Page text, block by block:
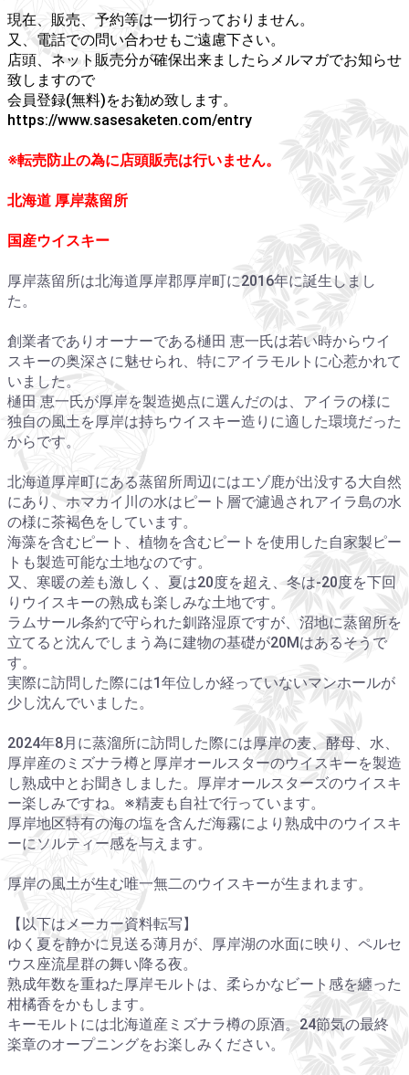
現在、販売、予約等は一切行っておりません。
又、電話での問い合わせもご遠慮下さい。
店頭、ネット販売分が確保出来ましたらメルマガでお知らせ
致しますので
会員登録(無料)をお勧め致します。
https://www.sasesaketen.com/entry
※転売防止の為に店頭販売は行いません。
北海道 厚岸蒸留所
国産ウイスキー
厚岸蒸留所は北海道厚岸郡厚岸町に2016年に誕生しまし
た。
創業者でありオーナーである樋田 恵一氏は若い時からウイ
スキーの奥深さに魅せられ、特にアイラモルトに心惹かれて
いました。
樋田 恵一氏が厚岸を製造拠点に選んだのは、アイラの様に
独自の風土を厚岸は持ちウイスキー造りに適した環境だった
からです。
北海道厚岸町にある蒸留所周辺にはエゾ鹿が出没する大自然
にあり、ホマカイ川の水はピート層で濾過されアイラ島の水
の様に茶褐色をしています。
海藻を含むピート、植物を含むピートを使用した自家製ピー
トも製造可能な土地なのです。
又、寒暖の差も激しく、夏は20度を超え、冬は-20度を下回
りウイスキーの熟成も楽しみな土地です。
ラムサール条約で守られた釧路湿原ですが、沼地に蒸留所を
立てると沈んでしまう為に建物の基礎が20Mはあるそうで
す。
実際に訪問した際には1年位しか経っていないマンホールが
少し沈んでいました。
2024年8月に蒸溜所に訪問した際には厚岸の麦、酵母、水、
厚岸産のミズナラ樽と厚岸オールスターのウイスキーを製造
し熟成中とお聞きしました。厚岸オールスターズのウイスキ
ー楽しみですね。※精麦も自社で行っています。
厚岸地区特有の海の塩を含んだ海霧により熟成中のウイスキ
ーにソルティー感を与えます。
厚岸の風土が生む唯一無二のウイスキーが生まれます。
【以下はメーカー資料転写】
ゆく夏を静かに見送る薄月が、厚岸湖の水面に映り、ペルセ
ウス座流星群の舞い降る夜。
熟成年数を重ねた厚岸モルトは、柔らかなビート感を纏った
柑橘香をかもします。
キーモルトには北海道産ミズナラ樽の原酒。24節気の最終
楽章のオープニングをお楽しみください。